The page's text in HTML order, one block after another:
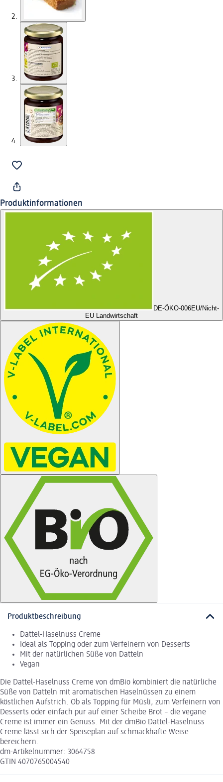
Produktinformationen
DE-ÖKO-006EU/Nicht-
EU Landwirtschaft
Produktbeschreibung
Dattel-Haselnuss Creme
Ideal als Topping oder zum Verfeinern von Desserts
Mit der natürlichen Süße von Datteln
Vegan
Die Dattel-Haselnuss Creme von dmBio kombiniert die natürliche
Süße von Datteln mit aromatischen Haselnüssen zu einem
köstlichen Aufstrich. Ob als Topping für Müsli, zum Verfeinern von
Desserts oder einfach pur auf einer Scheibe Brot – die vegane
Creme ist immer ein Genuss. Mit der dmBio Dattel-Haselnuss
Creme lässt sich der Speiseplan auf schmackhafte Weise
bereichern.
dm-Artikelnummer: 3064758
GTIN 4070765004540